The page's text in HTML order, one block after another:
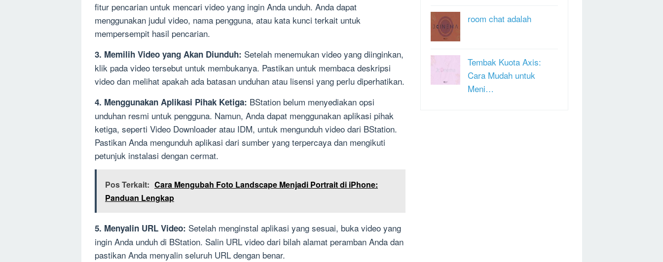
fitur pencarian untuk mencari video yang ingin Anda unduh. Anda dapat
menggunakan judul video, nama pengguna, atau kata kunci terkait untuk
mempersempit hasil pencarian.
3. Memilih Video yang Akan Diunduh: Setelah menemukan video yang diinginkan,
klik pada video tersebut untuk membukanya. Pastikan untuk membaca deskripsi
video dan melihat apakah ada batasan unduhan atau lisensi yang perlu diperhatikan.
4. Menggunakan Aplikasi Pihak Ketiga: BStation belum menyediakan opsi
unduhan resmi untuk pengguna. Namun, Anda dapat menggunakan aplikasi pihak
ketiga, seperti Video Downloader atau IDM, untuk mengunduh video dari BStation.
Pastikan Anda mengunduh aplikasi dari sumber yang terpercaya dan mengikuti
petunjuk instalasi dengan cermat.
Pos Terkait: Cara Mengubah Foto Landscape Menjadi Portrait di iPhone:
Panduan Lengkap
5. Menyalin URL Video: Setelah menginstal aplikasi yang sesuai, buka video yang
ingin Anda unduh di BStation. Salin URL video dari bilah alamat peramban Anda dan
pastikan Anda menyalin seluruh URL dengan benar.
room chat adalah
Tembak Kuota Axis:
Cara Mudah untuk
Meni…